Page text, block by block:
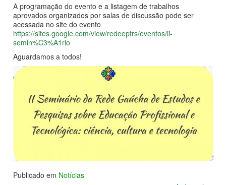
A programação do evento e a listagem de trabalhos
aprovados organizados por salas de discussão pode ser
acessada no site do evento
https://sites.google.com/view/redeeptrs/eventos/ii-
semin%C3%A1rio
Aguardamos a todos!
Publicado em Notícias